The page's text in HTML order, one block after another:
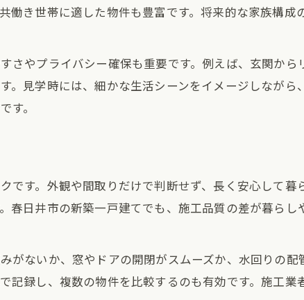
新築一戸建て最新動向と特徴紹介
討時に役立つ現地調査の進め方
おすすめ新築建売の選び方とは
はの注意点と失敗回避策
保証内容とアフターサービス確認
避けるための建売現地見学のコツ
適な春日井の建売住宅探し
実現する子育て世帯の理想の暮らし
き世帯に適した物件も豊富です。将来的な家族構成
さやプライバシー確保も重要です。例えば、玄関から
見学時には、細かな生活シーンをイメージしながら
す。
す。外観や間取りだけで判断せず、長く安心して暮
春日井市の新築一戸建てでも、施工品質の差が暮らし
がないか、窓やドアの開閉がスムーズか、水回りの配
録し、複数の物件を比較するのも有効です。施工業